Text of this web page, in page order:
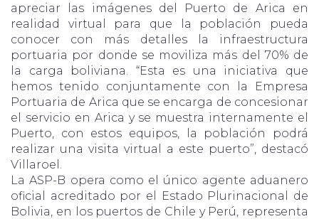
apreciar las imágenes del Puerto de Arica en
realidad virtual para que la población pueda
conocer con más detalles la infraestructura
portuaria por donde se moviliza más del 70% de
la carga boliviana. “Esta es una iniciativa que
hemos tenido conjuntamente con la Empresa
Portuaria de Arica que se encarga de concesionar
el servicio en Arica y se muestra internamente el
Puerto, con estos equipos, la población podrá
realizar una visita virtual a este puerto”, destacó
Villaroel.
La ASP-B opera como el único agente aduanero
oficial acreditado por el Estado Plurinacional de
Bolivia, en los puertos de Chile y Perú, representa